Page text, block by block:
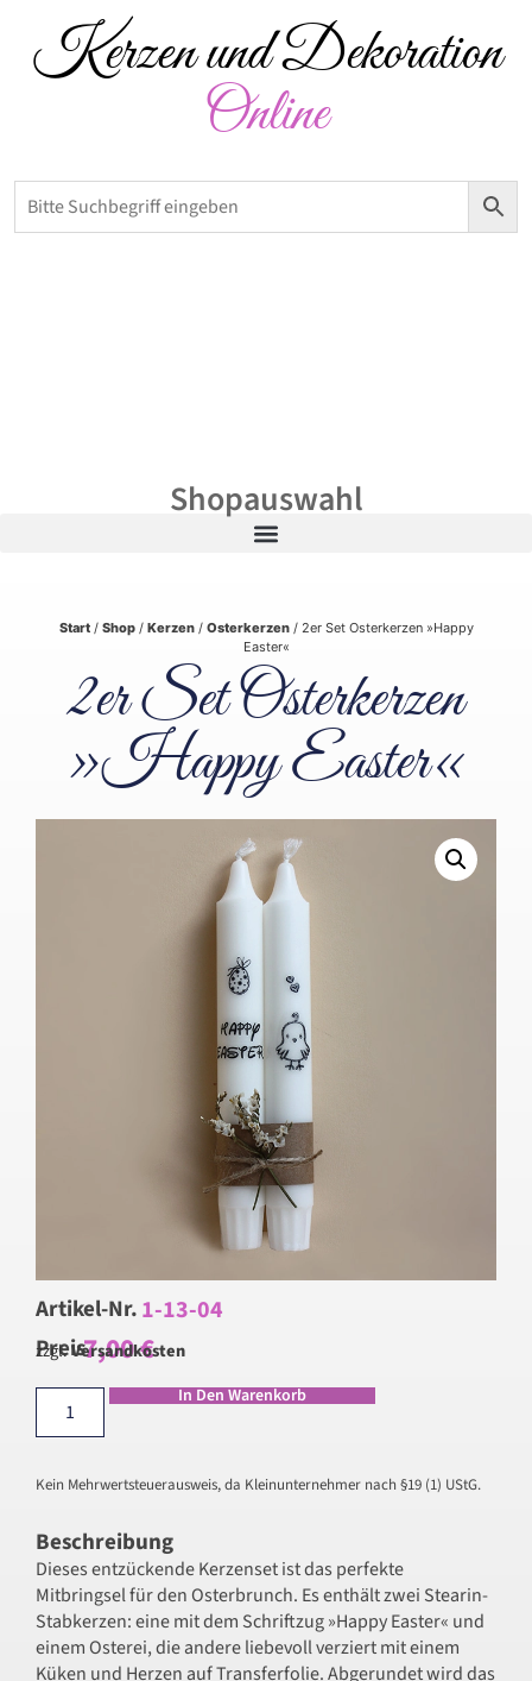
Kerzen und Dekoration
Online
Shopauswahl
Start/ Shop/ Kerzen/ Osterkerzen/ 2er Set Osterkerzen »Happy
Easter«
2er Set Osterkerzen
»Happy Easter«
Artikel-Nr.1-13-04
Preis7,00€
zzgl.Versandkosten
In Den Warenkorb
Kein Mehrwertsteuerausweis, da Kleinunternehmer nach §19 (1) UStG.
Beschreibung
Dieses entzückende Kerzenset ist das perfekte
Mitbringsel für den Osterbrunch. Es enthält zwei Stearin-
Stabkerzen: eine mit dem Schriftzug »Happy Easter« und
einem Osterei, die andere liebevoll verziert mit einem
Küken und Herzen auf Transferfolie. Abgerundet wird das